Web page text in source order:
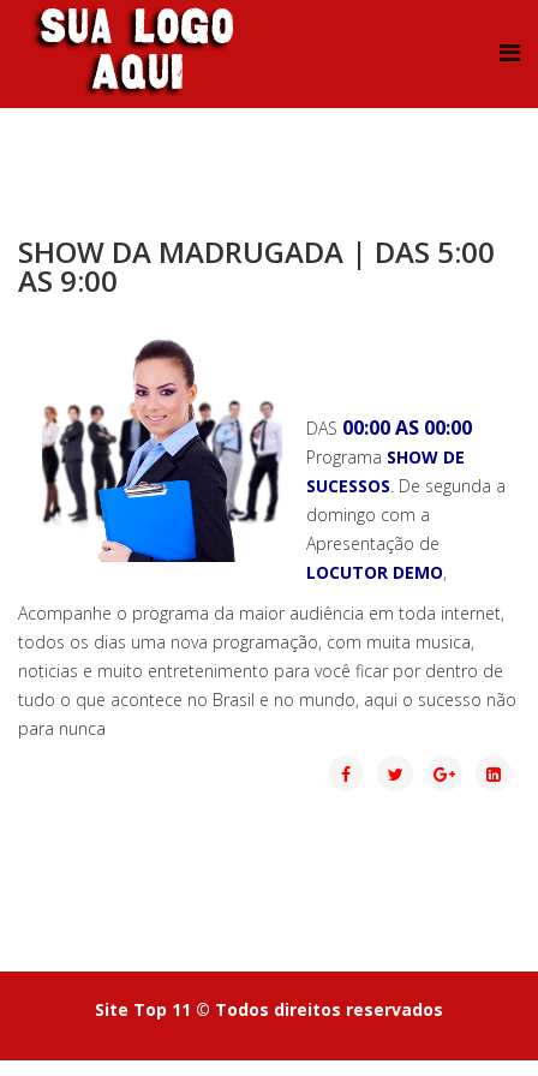
SHOW DA MADRUGADA | DAS 5:00
AS 9:00
DAS 00:00 AS 00:00
Programa SHOW DE
SUCESSOS. De segunda a
domingo com a
Apresentação de
LOCUTOR DEMO,
Acompanhe o programa da maior audiência em toda internet,
todos os dias uma nova programação, com muita musica,
noticias e muito entretenimento para você ficar por dentro de
tudo o que acontece no Brasil e no mundo, aqui o sucesso não
para nunca
Site Top 11 © Todos direitos reservados